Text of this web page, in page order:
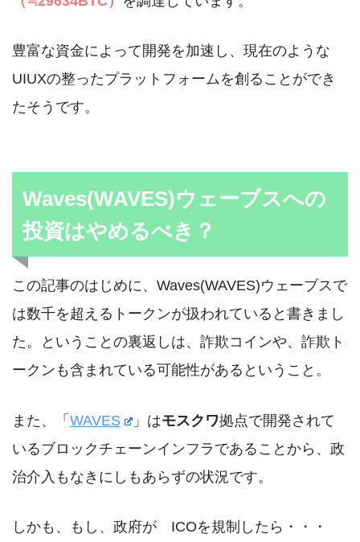
豊富な資金によって開発を加速し、現在のような
UIUXの整ったプラットフォームを創ることができ
たそうです。
Waves(WAVES)ウェーブスへの
投資はやめるべき？
この記事のはじめに、Waves(WAVES)ウェーブスで
は数千を超えるトークンが扱われていると書きまし
た。ということの裏返しは、詐欺コインや、詐欺ト
ークンも含まれている可能性があるということ。
また、「WAVES 」はモスクワ拠点で開発されて
いるブロックチェーンインフラであることから、政
治介入もなきにしもあらずの状況です。
しかも、もし、政府が ICOを規制したら・・・